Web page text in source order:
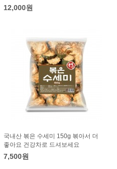
12,000원
국내산 볶은 수세미 150g 볶아서 더
좋아요 건강차로 드셔보세요
7,500원